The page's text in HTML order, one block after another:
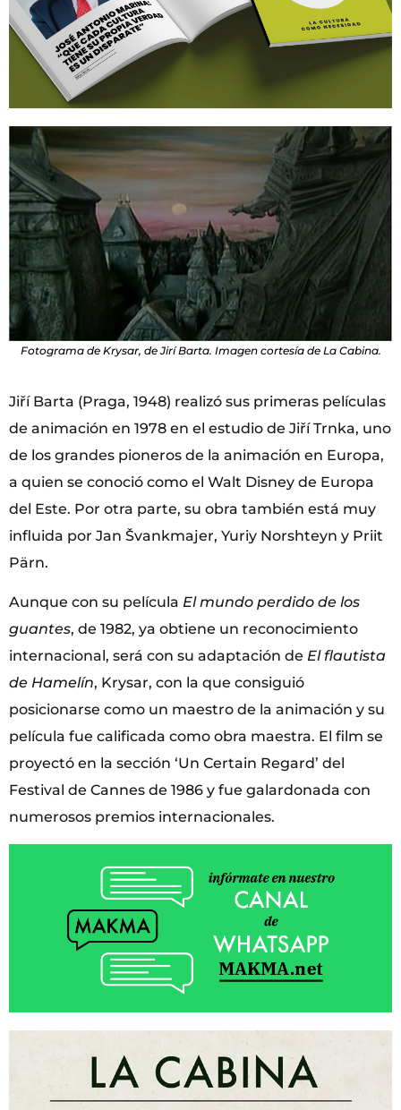
Fotograma de Krysar, de Jirí Barta. Imagen cortesía de La Cabina.
Jiří Barta (Praga, 1948) realizó sus primeras películas
de animación en 1978 en el estudio de Jiří Trnka, uno
de los grandes pioneros de la animación en Europa,
a quien se conoció como el Walt Disney de Europa
del Este. Por otra parte, su obra también está muy
influida por Jan Švankmajer, Yuriy Norshteyn y Priit
Pärn.
Aunque con su película El mundo perdido de los
guantes, de 1982, ya obtiene un reconocimiento
internacional, será con su adaptación de El flautista
de Hamelín, Krysar, con la que consiguió
posicionarse como un maestro de la animación y su
película fue calificada como obra maestra. El film se
proyectó en la sección ‘Un Certain Regard’ del
Festival de Cannes de 1986 y fue galardonada con
numerosos premios internacionales.